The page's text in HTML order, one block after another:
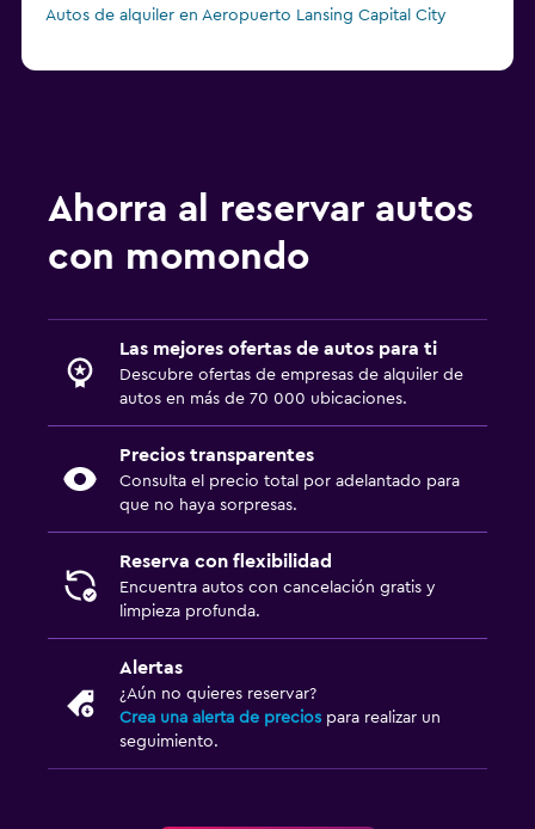
Autos de alquiler en Aeropuerto Lansing Capital City
Ahorra al reservar autos
con momondo
Las mejores ofertas de autos para ti
Descubre ofertas de empresas de alquiler de
autos en más de 70 000 ubicaciones.
Precios transparentes
Consulta el precio total por adelantado para
que no haya sorpresas.
Reserva con flexibilidad
Encuentra autos con cancelación gratis y
limpieza profunda.
Alertas
¿Aún no quieres reservar?
Crea una alerta de precios para realizar un
seguimiento.